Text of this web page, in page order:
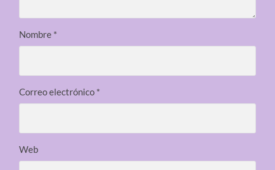
Nombre *
Correo electrónico *
Web